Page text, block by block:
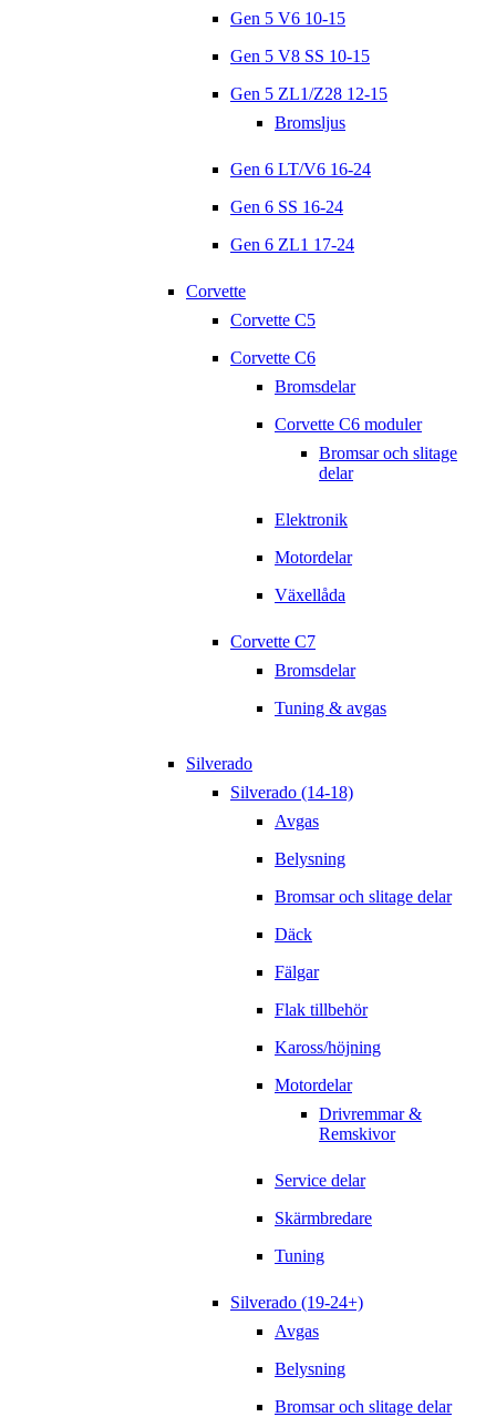
Gen 5 V6 10-15
Gen 5 V8 SS 10-15
Gen 5 ZL1/Z28 12-15
Bromsljus
Gen 6 LT/V6 16-24
Gen 6 SS 16-24
Gen 6 ZL1 17-24
Corvette
Corvette C5
Corvette C6
Bromsdelar
Corvette C6 moduler
Bromsar och slitage
delar
Elektronik
Motordelar
Växellåda
Corvette C7
Bromsdelar
Tuning & avgas
Silverado
Silverado (14-18)
Avgas
Belysning
Bromsar och slitage delar
Däck
Fälgar
Flak tillbehör
Kaross/höjning
Motordelar
Drivremmar &
Remskivor
Service delar
Skärmbredare
Tuning
Silverado (19-24+)
Avgas
Belysning
Bromsar och slitage delar